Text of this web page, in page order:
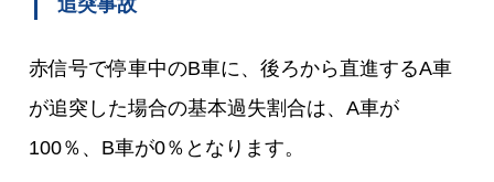
赤信号で停車中のB車に、後ろから直進するA車
が追突した場合の基本過失割合は、A車が
100％、B車が0％となります。